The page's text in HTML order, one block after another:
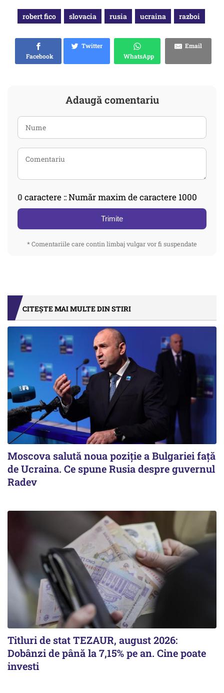
robert fico slovacia rusia ucraina razboi
Facebook
Twitter
WhatsApp
Email
Adaugă comentariu
0 caractere :: Număr maxim de caractere 1000
Trimite
* Comentariile care contin limbaj vulgar vor fi suspendate
CITEȘTE MAI MULTE DIN STIRI
Moscova salută noua poziție a Bulgariei față
de Ucraina. Ce spune Rusia despre guvernul
Radev
Titluri de stat TEZAUR, august 2026:
Dobânzi de până la 7,15% pe an. Cine poate
investi